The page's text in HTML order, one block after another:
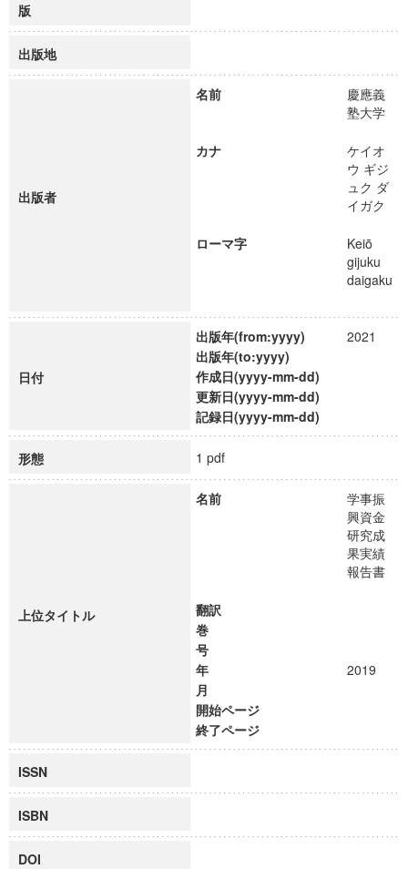
版
出版地
出版者
名前
慶應義
塾大学
カナ
ケイオ
ウ ギジ
ュク ダ
イガク
ローマ字
Keiō
gijuku
daigaku
日付
出版年(from:yyyy)
2021
出版年(to:yyyy)
作成日(yyyy-mm-dd)
更新日(yyyy-mm-dd)
記録日(yyyy-mm-dd)
形態 1 pdf
上位タイトル
名前
学事振
興資金
研究成
果実績
報告書
翻訳
巻
号
年
2019
月
開始ページ
終了ページ
ISSN
ISBN
DOI